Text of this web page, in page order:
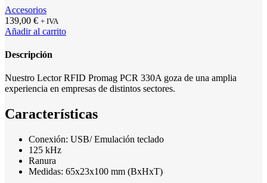
Accesorios
139,00 € + IVA
Añadir al carrito
Descripción
Nuestro Lector RFID Promag PCR 330A goza de una amplia
experiencia en empresas de distintos sectores.
Características
Conexión: USB/ Emulación teclado
125 kHz
Ranura
Medidas: 65x23x100 mm (BxHxT)